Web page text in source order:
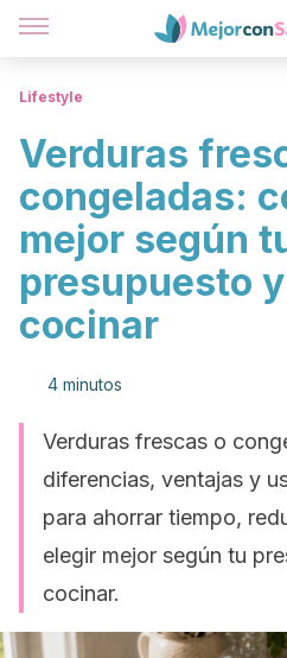
Lifestyle
Verduras
congeladas:
mejor según
presupuesto
cocinar
4 minutos
Verduras frescas o
diferencias, ventajas y
para ahorrar tiempo,
elegir mejor según tu
cocinar.